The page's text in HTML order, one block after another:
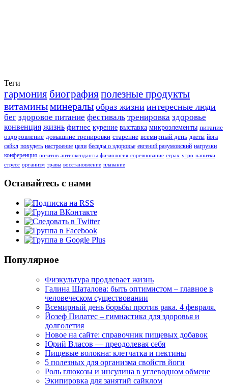
Теги
гармония биографияполезные продукты
витаминыминералы образ жизни интересные люди
бег здоровое питание фестиваль тренировка здоровье
конвенция жизнь фитнес курение выставка микроэлементы питание
оздоровление домашние тренировки старение всемирный день диеты йога
сайкл похудеть настроение цели беседы о здоровье евгений разумовский нагрузки
конференция позитив антиоксиданты физиология соревнование страх утро напитки
стресс организм травы восстановление плавание
Оставайтесь с нами
Популярное
Физкультура продлевает жизнь
Галина Шаталова: быть оптимистом – главное в
человеческом существовании
Всемирный день борьбы против рака. 4 февраля.
Йозеф Пилатес – гимнастика для здоровья и
долголетия
Новое на сайте: справочник пищевых добавок
Юрий Власов — преодолевая себя
Пищевые волокна: клетчатка и пектины
5 полезных для организма свойств йоги
Роль глюкозы и инсулина в углеводном обмене
Экипировка для занятий сайклом